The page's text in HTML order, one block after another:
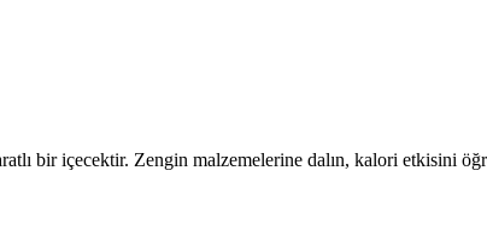
bir içecektir. Zengin malzemelerine dalın, kalori etkisini